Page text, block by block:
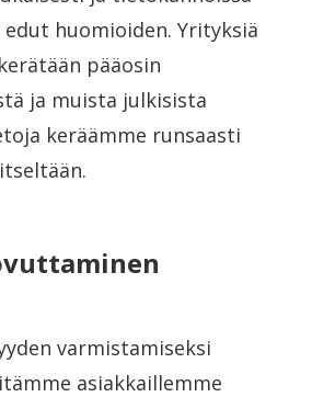
huomioiden. Yrityksiä
pääosin
ja muista julkisista
keräämme runsaasti
varmistamiseksi
asiakkaillemme